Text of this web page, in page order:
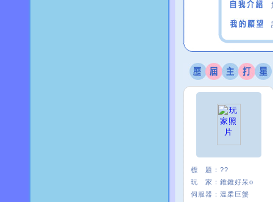
標 題： ??
玩 家： 錐錐好呆o
伺服器： 溫柔巨蟹